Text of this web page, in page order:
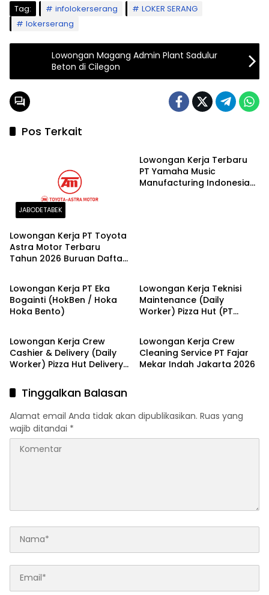
Tag: infolokerserang
LOKER SERANG
lokerserang
Lowongan Magang Admin Plant Sadulur
Beton di Cilegon
Pos Terkait
JABODETABEK
Lowongan Kerja PT Toyota
Astra Motor Terbaru
Tahun 2026 Buruan Daftar
Lowongan Kerja Terbaru
PT Yamaha Music
Manufacturing Indonesia
JABODETABEK
Lowongan Kerja PT Eka
Bogainti (HokBen / Hoka
Hoka Bento)
Lowongan Kerja Teknisi
Maintenance (Daily
Worker) Pizza Hut (PT
jakarta
Lowongan Kerja Crew
Cashier & Delivery (Daily
Worker) Pizza Hut Delivery
2026
jakarta
Lowongan Kerja Crew
Cleaning Service PT Fajar
Mekar Indah Jakarta 2026
Tinggalkan Balasan
Alamat email Anda tidak akan dipublikasikan. Ruas yang
wajib ditandai *